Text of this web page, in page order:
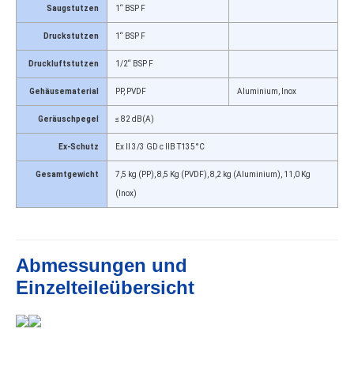
Saugstutzen 1“ BSP F
Druckstutzen 1“ BSP F
Druckluftstutzen 1/2“ BSP F
Gehäusematerial PP, PVDF Aluminium, Inox
Geräuschpegel ≤ 82 dB(A)
Ex-Schutz Ex II 3/3 GD c IIB T135°C
Gesamtgewicht 7,5 kg (PP), 8,5 Kg (PVDF), 8,2 kg (Aluminium), 11,0 Kg
(Inox)
Abmessungen und
Einzelteileübersicht